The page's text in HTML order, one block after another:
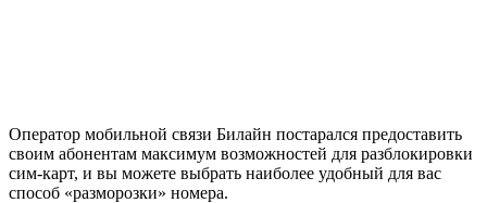
Оператор мобильной связи Билайн постарался предоставить
своим абонентам максимум возможностей для разблокировки
сим-карт, и вы можете выбрать наиболее удобный для вас
способ «разморозки» номера.